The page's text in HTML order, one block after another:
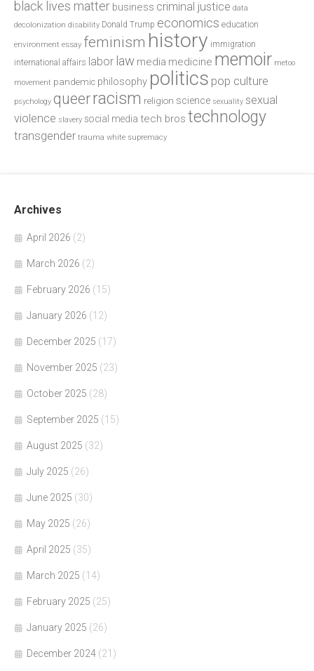
black lives matter business criminal justice data
decolonization disability Donald Trump economics education
environment essay feminism history immigration
international affairs labor law media medicine memoir metoo
movement pandemic philosophy politics pop culture
psychology queerracism religion science sexuality sexual
violence slavery social media tech bros technology
transgender trauma white supremacy
Archives
April 2026 (2)
March 2026 (2)
February 2026 (15)
January 2026 (12)
December 2025 (17)
November 2025 (23)
October 2025 (28)
September 2025 (15)
August 2025 (32)
July 2025 (26)
June 2025 (30)
May 2025 (26)
April 2025 (35)
March 2025 (14)
February 2025 (25)
January 2025 (26)
December 2024 (21)